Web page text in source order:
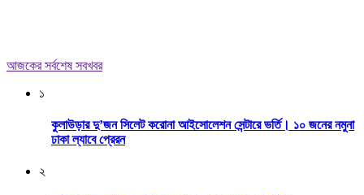
আজকের সর্বশেষ সবখবর
১
কুলাউড়ার দু’জন সিলেট করোনা আইসোলেশন সেন্টারে ভর্তি। ১০ জনের নমুনা
ঢাকা ল্যাবে প্রেরন
২